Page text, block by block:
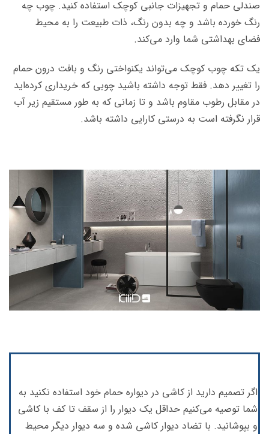
صندلی حمام و تجهیزات جانبی کوچک استفاده کنید. چوب چه
رنگ خورده باشد و چه بدون رنگ، ذات طبیعت را به محیط
فضای بهداشتی شما وارد می‌کند.
یک تکه چوب کوچک می‌تواند یکنواختی رنگ و بافت درون حمام
را تغییر دهد. فقط توجه داشته باشید چوبی که خریداری کرده‌اید
در مقابل رطوب مقاوم باشد و تا زمانی که به طور مستقیم زیر آب
قرار نگرفته است به درستی کارایی داشته باشد.
اگر تصمیم دارید از کاشی در دیواره حمام خود استفاده نکنید به
شما توصیه می‌کنیم حداقل یک دیوار را از سقف تا کف با کاشی
و بپوشانید. با تضاد دیوار کاشی شده و سه دیوار دیگر محیط